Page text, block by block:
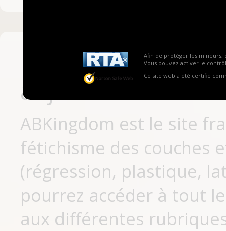
Afin de protéger les mineurs,
Vous pouvez activer le
Ce site web a été certifié
Pas encore
aujourd'hui
ABKingdom est le site
fétichisme des couches
(régression, plastique,
pourrez accéder à tout
aux différentes